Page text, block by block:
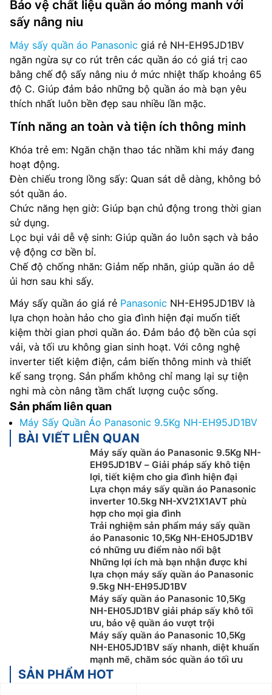
Bảo vệ chất liệu quần áo mỏng manh với
sấy nâng niu
Máy sấy quần áo Panasonic giá rẻ NH-EH95JD1BV
ngăn ngừa sự co rút trên các quần áo có giá trị cao
bằng chế độ sấy nâng niu ở mức nhiệt thấp khoảng 65
độ C. Giúp đảm bảo những bộ quần áo mà bạn yêu
thích nhất luôn bền đẹp sau nhiều lần mặc.
Tính năng an toàn và tiện ích thông minh
Khóa trẻ em: Ngăn chặn thao tác nhầm khi máy đang
hoạt động.
Đèn chiếu trong lồng sấy: Quan sát dễ dàng, không bỏ
sót quần áo.
Chức năng hẹn giờ: Giúp bạn chủ động trong thời gian
sử dụng.
Lọc bụi vải dễ vệ sinh: Giúp quần áo luôn sạch và bảo
vệ động cơ bền bỉ.
Chế độ chống nhăn: Giảm nếp nhăn, giúp quần áo dễ
ủi hơn sau khi sấy.
Máy sấy quần áo giá rẻ Panasonic NH-EH95JD1BV là
lựa chọn hoàn hảo cho gia đình hiện đại muốn tiết
kiệm thời gian phơi quần áo. Đảm bảo độ bền của sợi
vải, và tối ưu không gian sinh hoạt. Với công nghệ
inverter tiết kiệm điện, cảm biến thông minh và thiết
kế sang trọng. Sản phẩm không chỉ mang lại sự tiện
nghi mà còn nâng tầm chất lượng cuộc sống.
Sản phẩm liên quan
Máy Sấy Quần Áo Panasonic 9.5Kg NH-EH95JD1BV
BÀI VIẾT LIÊN QUAN
Máy sấy quần áo Panasonic 9.5Kg NH-
EH95JD1BV – Giải pháp sấy khô tiện
lợi, tiết kiệm cho gia đình hiện đại
Lựa chọn máy sấy quần áo Panasonic
inverter 10.5kg NH-XV21X1AVT phù
hợp cho mọi gia đình
Trải nghiệm sản phẩm máy sấy quần
áo Panasonic 10,5Kg NH-EH05JD1BV
có những ưu điểm nào nổi bật
Những lợi ích mà bạn nhận được khi
lựa chọn máy sấy quần áo Panasonic
9.5kg NH-EH95JD1BV
Máy sấy quần áo Panasonic 10,5Kg
NH-EH05JD1BV giải pháp sấy khô tối
ưu, bảo vệ quần áo vượt trội
Máy sấy quần áo Panasonic 10,5Kg
NH-EH05JD1BV sấy nhanh, diệt khuẩn
mạnh mẽ, chăm sóc quần áo tối ưu
SẢN PHẨM HOT